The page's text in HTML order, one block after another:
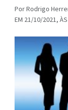
Por Rodrigo
EM 21/10/2021,